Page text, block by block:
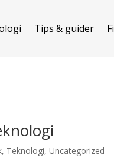
Tips & guider
, Teknologi,Uncategorized